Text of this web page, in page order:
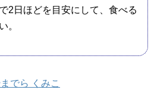
2日ほどを目安にして、食べる
。
でら くみこ